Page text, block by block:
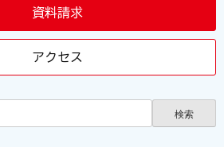
資料請求
アクセス